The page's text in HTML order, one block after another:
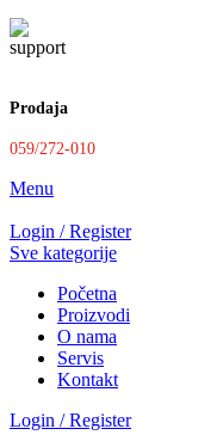
Prodaja
059/272-010
Menu
Login / Register
Sve kategorije
Početna
Proizvodi
O nama
Servis
Kontakt
Login / Register